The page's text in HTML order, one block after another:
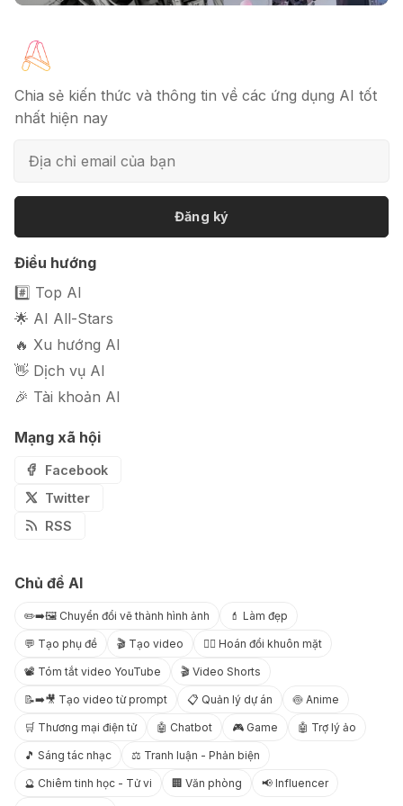
ảnh sản phẩm chuyên nghiệp
Chia sẻ kiến thức và thông tin về các ứng dụng AI tốt
nhất hiện nay
Đăng ký
Điều hướng
#️⃣ Top AI
🌟 AI All-Stars
🔥 Xu hướng AI
👋 Dịch vụ AI
🎉 Tài khoản AI
Mạng xã hội
Facebook
Twitter
RSS
Chủ đề AI
✏️➡️🖼️ Chuyển đổi vẽ thành hình ảnh 💄 Làm đẹp
💬 Tạo phụ đề 🎬 Tạo video 😶‍🌫️ Hoán đổi khuôn mặt
📽️ Tóm tắt video YouTube 🎬 Video Shorts
📝➡️🎥 Tạo video từ prompt 📋 Quản lý dự án 🍥 Anime
🛒 Thương mại điện tử 🤖 Chatbot 🎮 Game 🤖 Trợ lý ảo
🎵 Sáng tác nhạc ⚖️ Tranh luận - Phản biện
🔮 Chiêm tinh học - Tử vi 🏢 Văn phòng 📢 Influencer